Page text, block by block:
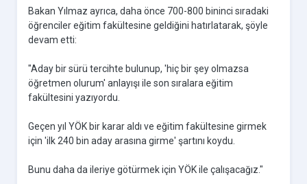
Bakan Yılmaz ayrıca, daha önce 700-800 bininci sıradaki
öğrenciler eğitim fakültesine geldiğini hatırlatarak, şöyle
devam etti:
"Aday bir sürü tercihte bulunup, 'hiç bir şey olmazsa
öğretmen olurum' anlayışı ile son sıralara eğitim
fakültesini yazıyordu.
Geçen yıl YÖK bir karar aldı ve eğitim fakültesine girmek
için 'ilk 240 bin aday arasına girme' şartını koydu.
Bunu daha da ileriye götürmek için YÖK ile çalışacağız."